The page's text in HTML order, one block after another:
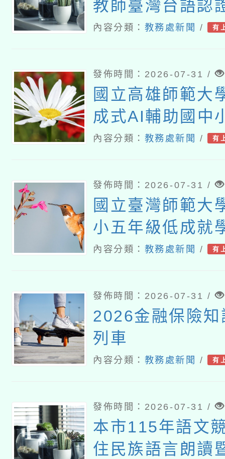
大學參訪活動成
教師臺灣台語認
課程計畫
內容分類： 教務處新聞 / 有
發佈時間：2026-07-31 /
國立高雄師範大
成式AI輔助國中
教師教學工作坊
內容分類： 教務處新聞 / 有
發佈時間：2026-07-31 /
國立臺灣師範大
小五年級低成就
難問題與有效教
內容分類： 教務處新聞 / 有
發佈時間：2026-07-31 /
2026金融保險
列車
內容分類： 教務處新聞 / 有
發佈時間：2026-07-31 /
本市115年語文
住民族語言朗讀